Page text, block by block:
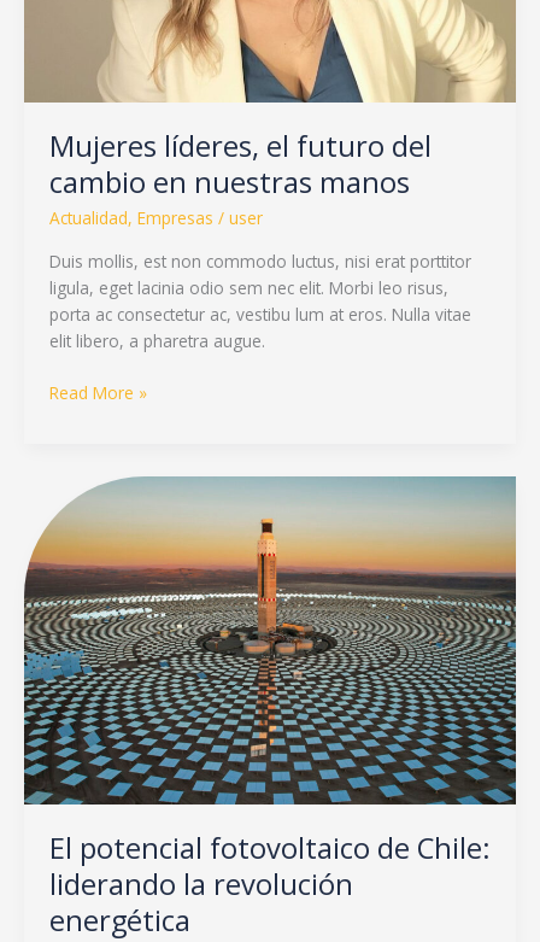
Mujeres líderes, el futuro del
cambio en nuestras manos
Actualidad, Empresas / user
Duis mollis, est non commodo luctus, nisi erat porttitor
ligula, eget lacinia odio sem nec elit. Morbi leo risus,
porta ac consectetur ac, vestibu lum at eros. Nulla vitae
elit libero, a pharetra augue.
Read More »
El potencial fotovoltaico de Chile:
liderando la revolución
energética
potencial
fotovoltaico
de
Chile:
liderando
la
revolución
energética